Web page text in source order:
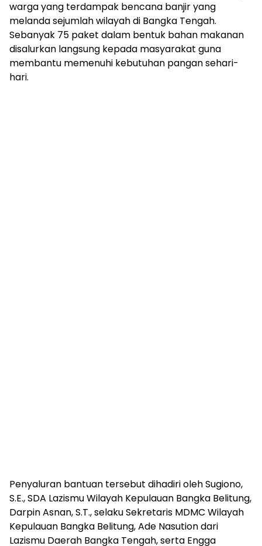
warga yang terdampak bencana banjir yang
melanda sejumlah wilayah di Bangka Tengah.
Sebanyak 75 paket dalam bentuk bahan makanan
disalurkan langsung kepada masyarakat guna
membantu memenuhi kebutuhan pangan sehari-
hari.
Penyaluran bantuan tersebut dihadiri oleh Sugiono,
S.E., SDA Lazismu Wilayah Kepulauan Bangka Belitung,
Darpin Asnan, S.T., selaku Sekretaris MDMC Wilayah
Kepulauan Bangka Belitung, Ade Nasution dari
Lazismu Daerah Bangka Tengah, serta Engga